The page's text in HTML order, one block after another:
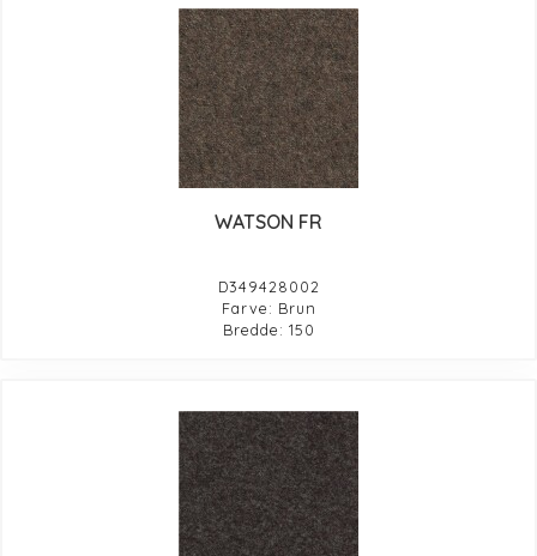
WATSON FR
D349428002
Farve: Brun
Bredde: 150